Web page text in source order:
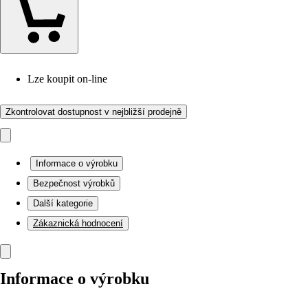
Lze koupit on-line
Zkontrolovat dostupnost v nejbližší prodejně
Informace o výrobku
Bezpečnost výrobků
Další kategorie
Zákaznická hodnocení
Informace o výrobku